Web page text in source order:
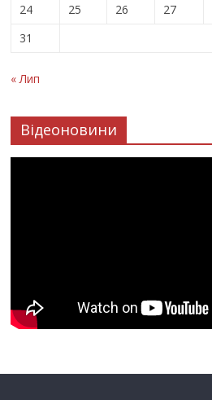
24
25 26 27
31
« Лип
Відеоновини